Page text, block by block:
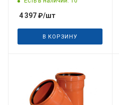
4 397₽/шт
В КОРЗИНУ